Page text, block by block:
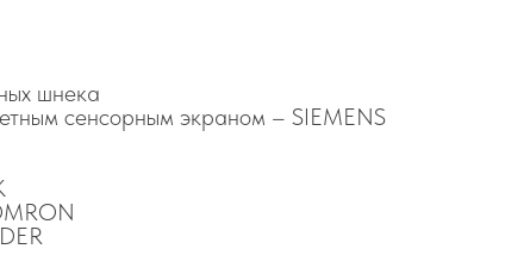
шнека
сенсорным экраном – SIEMENS